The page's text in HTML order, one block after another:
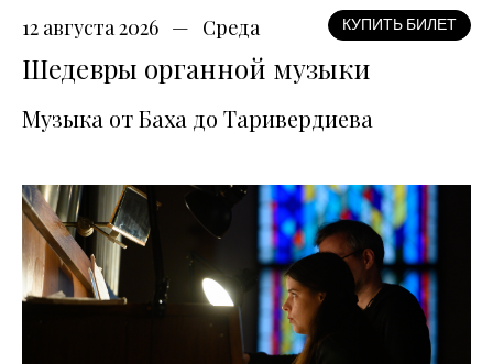
12 августа 2026 Среда КУПИТЬ БИЛЕТ
Шедевры органной музыки
Музыка от Баха до Таривердиева